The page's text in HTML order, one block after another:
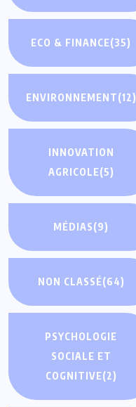
ECO & FINANCE(35)
ENVIRONNEMENT(12)
INNOVATION
AGRICOLE(5)
MÉDIAS(9)
NON CLASSÉ(64)
PSYCHOLOGIE
SOCIALE ET
COGNITIVE(2)